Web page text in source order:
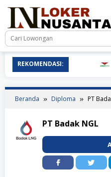
REKOMENDASI: PT
Beranda Diploma PT
PT Badak NGL